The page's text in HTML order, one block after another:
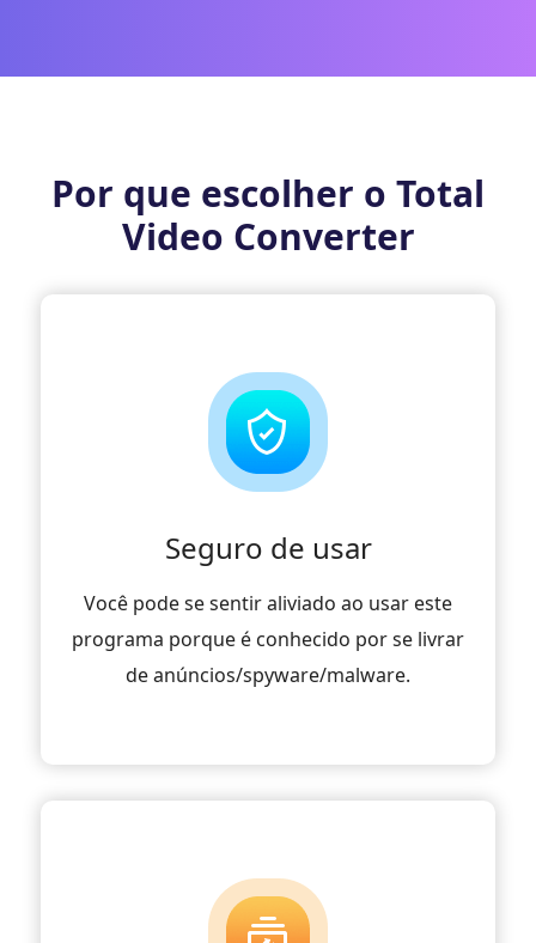
Por que escolher o Total
Video Converter
Seguro de usar
Você pode se sentir aliviado ao usar este
programa porque é conhecido por se livrar
de anúncios/spyware/malware.